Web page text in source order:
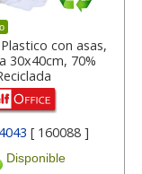
con asas,
30x40cm, 70%
[ 160088 ]
Disponible
1,16